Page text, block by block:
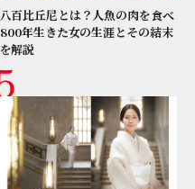
八百比丘尼とは？人魚の肉を食べ
800年生きた女の生涯とその結末
を解説